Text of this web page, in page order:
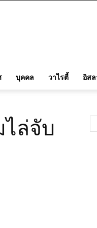
บุคคล วาไรตี้ อิส
ล่จับ